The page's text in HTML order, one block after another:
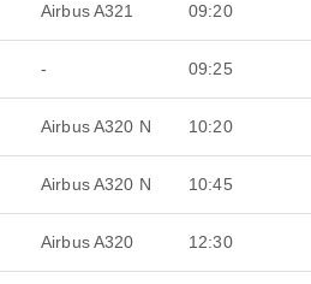
Airbus A321 09:20
- 09:25
Airbus A320 N 10:20
Airbus A320 N 10:45
Airbus A320 12:30